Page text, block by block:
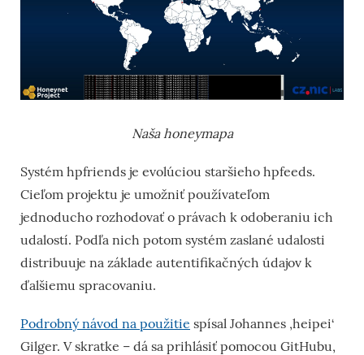
Naša honeymapa
Systém hpfriends je evolúciou staršieho hpfeeds.
Cieľom projektu je umožniť používateľom
jednoducho rozhodovať o právach k odoberaniu ich
udalostí. Podľa nich potom systém zaslané udalosti
distribuuje na základe autentifikačných údajov k
ďalšiemu spracovaniu.
Podrobný návod na použitie spísal Johannes ‚heipei‘
Gilger. V skratke – dá sa prihlásiť pomocou GitHubu,